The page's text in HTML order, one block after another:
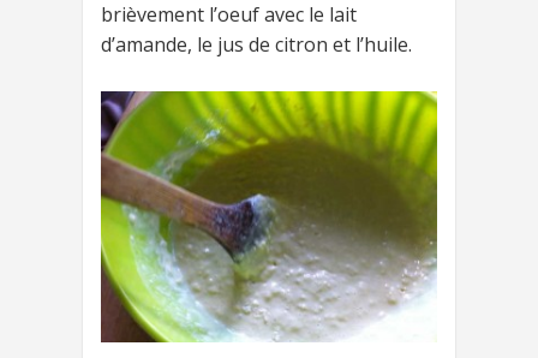
brièvement l’oeuf avec le lait
d’amande, le jus de citron et l’huile.